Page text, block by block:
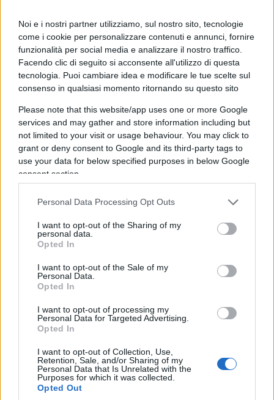
Noi e i nostri partner utilizziamo, sul nostro sito, tecnologie
come i cookie per personalizzare contenuti e annunci, fornire
funzionalità per social media e analizzare il nostro traffico.
Facendo clic di seguito si acconsente all'utilizzo di questa
tecnologia. Puoi cambiare idea e modificare le tue scelte sul
consenso in qualsiasi momento ritornando su questo sito
Please note that this website/app uses one or more Google
services and may gather and store information including but
not limited to your visit or usage behaviour. You may click to
grant or deny consent to Google and its third-party tags to
use your data for below specified purposes in below Google
consent section.
Personal Data Processing Opt Outs
I want to opt-out of the Sharing of my
personal data.
Opted In
I want to opt-out of the Sale of my
Personal Data.
Opted In
I want to opt-out of processing my
Personal Data for Targeted Advertising.
Opted In
I want to opt-out of Collection, Use,
Retention, Sale, and/or Sharing of my
Personal Data that Is Unrelated with the
Purposes for which it was collected.
Opted Out
proprio a produrre paura, costi e instabilità
restando sotto la soglia di un’aggressione militare
aperta e rendendo difficile attribuire la
responsabilità. Al momento, però, non ci sono
prove che consentano di indicare un mandante.
Le autorità tedesche valutano anche la pista
russa, mentre Mosca respinge le accuse. La
prudenza è obbligatoria: un sospetto non è una
sentenza.
contesto, tuttavia, non permette di dormire
tranquilli. Nel 2024 un pacco incendiario prese